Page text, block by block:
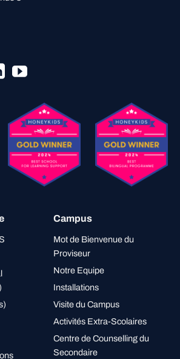
Campus
Mot de Bienvenue du
Proviseur
Notre Equipe
Installations
Visite du Campus
Activités Extra-Scolaires
Centre de Counselling du
Secondaire